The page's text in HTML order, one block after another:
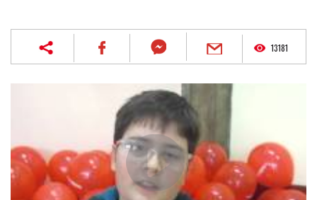
13181